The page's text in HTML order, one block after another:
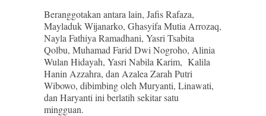
Beranggotakan antara lain, Jafis Rafaza,
Mayladuk Wijanarko, Ghasyifa Mutia Arrozaq,
Nayla Fathiya Ramadhani, Yasri Tsabita
Qolbu, Muhamad Farid Dwi Nogroho, Alinia
Wulan Hidayah, Yasri Nabila Karim, Kalila
Hanin Azzahra, dan Azalea Zarah Putri
Wibowo, dibimbing oleh Muryanti, Linawati,
dan Haryanti ini berlatih sekitar satu
mingguan.